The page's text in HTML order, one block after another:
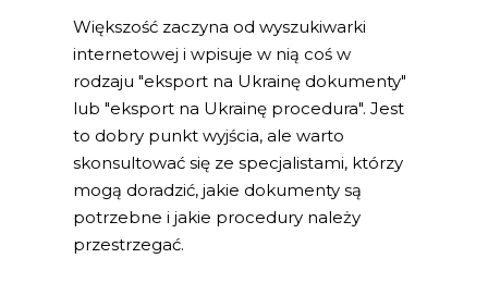
Większość zaczyna od wyszukiwarki
internetowej i wpisuje w nią coś w
rodzaju "eksport na Ukrainę dokumenty"
lub "eksport na Ukrainę procedura". Jest
to dobry punkt wyjścia, ale warto
skonsultować się ze specjalistami, którzy
mogą doradzić, jakie dokumenty są
potrzebne i jakie procedury należy
przestrzegać.